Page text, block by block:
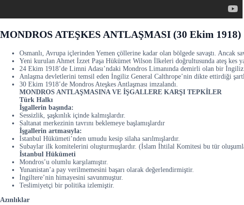
MONDROS ATEŞKES ANTLAŞMASI (30 Ekim 1918)
Osmanlı, Avrupa içlerinden Yemen çöllerine kadar olan bölgede savaştı. Ancak
Yeni kurulan Ahmet İzzet Paşa Hükümet Wilson İlkeleri doğrultusunda ateş kes
24 Ekim 1918’de Limni Adası’ndaki Mondros Limanında demirli olan bir İngiliz
Anlaşma devletlerini temsil eden İngiliz General Calthrope’nin dikte ettirdiği
30 Ekim 1918’de Mondros Ateşkes Antlaşması imzalandı.
MONDROS ANTLAŞMASINA VE İŞGALLERE KARŞI TEPKİLER
Türk Halkı
İşgallerin başında:
Sessizlik, şaşkınlık içinde kalmışlardır.
Saltanat merkezinin tavrını beklemeye başlamışlardır
İşgallerin artmasıyla:
İstanbul Hükümeti’nden umudu kesip silaha sarılmışlardır.
Subaylar ilk komitelerini oluşturmuşlardır. (İslam İhtilal Komitesi bu tür
İstanbul Hükümeti
Mondros’u olumlu karşılamıştır.
Yunanistan’a pay verilmemesini başarı olarak değerlendirmiştir.
İngiltere’nin himayesini savunmuştur.
Teslimiyetçi bir politika izlemiştir.
Azınlıklar